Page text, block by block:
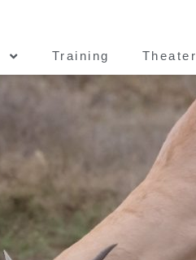
Training Theater